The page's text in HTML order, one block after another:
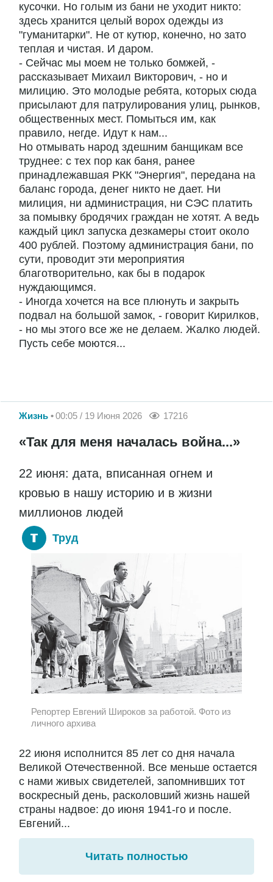
кусочки. Но голым из бани не уходит никто:
здесь хранится целый ворох одежды из
"гуманитарки". Не от кутюр, конечно, но зато
теплая и чистая. И даром.
- Сейчас мы моем не только бомжей, -
рассказывает Михаил Викторович, - но и
милицию. Это молодые ребята, которых сюда
присылают для патрулирования улиц, рынков,
общественных мест. Помыться им, как
правило, негде. Идут к нам...
Но отмывать народ здешним банщикам все
труднее: с тех пор как баня, ранее
принадлежавшая РКК "Энергия", передана на
баланс города, денег никто не дает. Ни
милиция, ни администрация, ни СЭС платить
за помывку бродячих граждан не хотят. А ведь
каждый цикл запуска дезкамеры стоит около
400 рублей. Поэтому администрация бани, по
сути, проводит эти мероприятия
благотворительно, как бы в подарок
нуждающимся.
- Иногда хочется на все плюнуть и закрыть
подвал на большой замок, - говорит Кирилков,
- но мы этого все же не делаем. Жалко людей.
Пусть себе моются...
Жизнь 00:05 / 19 Июня 2026 17216
«Так для меня началась война...»
22 июня: дата, вписанная огнем и
кровью в нашу историю и в жизни
миллионов людей
Труд
Репортер Евгений Широков за работой. Фото из
личного архива
22 июня исполнится 85 лет со дня начала
Великой Отечественной. Все меньше остается
с нами живых свидетелей, запомнивших тот
воскресный день, расколовший жизнь нашей
страны надвое: до июня 1941-го и после.
Евгений...
Читать полностью